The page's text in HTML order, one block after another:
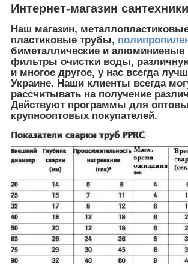
Интернет-магазин
Наш магазин,
пластиковые трубы,
биметаллические и алюминиевые
фильтры очистки воды,
и многое другое, у нас всегда
Украине. Наши клиенты всегда
рассчитывать на получение
Действуют программы для
крупнооптовых покупателей.